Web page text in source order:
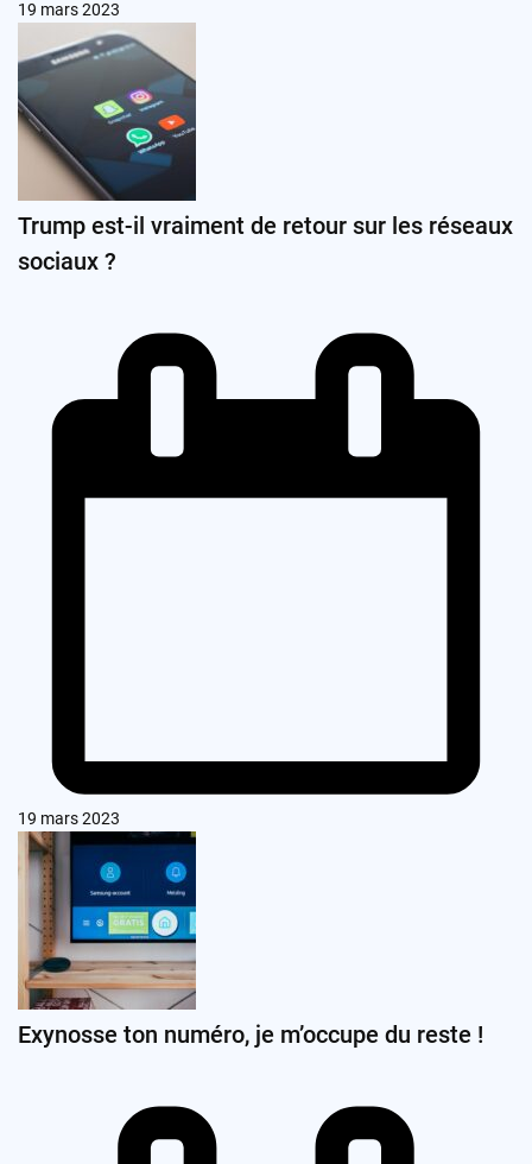
19 mars 2023
Trump est-il vraiment de retour sur les réseaux
sociaux ?
19 mars 2023
Exynosse ton numéro, je m’occupe du reste !